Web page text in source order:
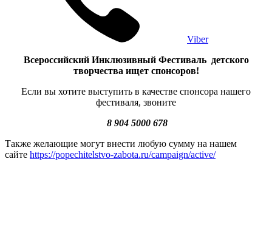
Viber
Всероссийский Инклюзивный Фестиваль детского
творчества ищет спонсоров!
Если вы хотите выступить в качестве спонсора нашего
фестиваля, звоните
8 904 5000 678
Также желающие могут внести любую сумму на нашем
сайте https://popechitelstvo-zabota.ru/campaign/active/